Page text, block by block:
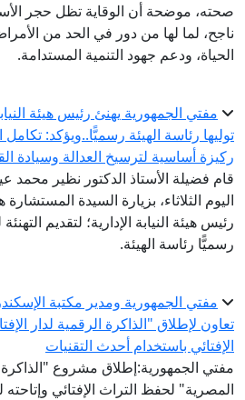
صحته، موضحة أن الوقاية تظل حجر
ناجح، لما لها من دور في الحد من
الحياة، ودعم جهود التنمية المستدامة.
مفتي الجمهورية يهنئ رئيس هيئة
توليها رئاسة الهيئة رسميًّا..ويؤكد:
ركيزة أساسية لترسيخ العدالة وسيادة
قام فضيلة الأستاذ الدكتور نظير محمد
اليوم الثلاثاء، بزيارة السيدة
رئيس هيئة النيابة الإدارية؛ لتقديم
رسميًّا رئاسة الهيئة.
مفتي الجمهورية ومدير مكتبة
تعاون لإطلاق "الذاكرة الرقمية لدار
الإفتائي باستخدام أحدث التقنيات
مفتي الجمهورية:إطلاق مشروع "الذاكرة
المصرية" لحفظ التراث الإفتائي وإتاحته